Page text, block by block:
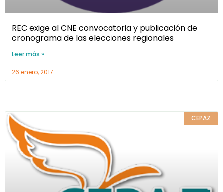
REC exige al CNE convocatoria y publicación de
cronograma de las elecciones regionales
Leer más »
26 enero, 2017
CEPAZ